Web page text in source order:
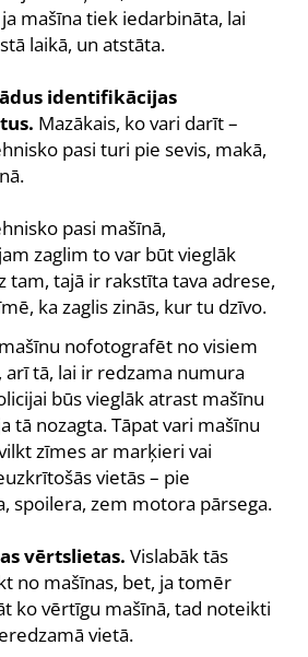
mašīna tiek iedarbināta, lai
laikā, un atstāta.
identifikācijas
Mazākais, ko vari darīt –
pasi turi pie sevis, makā,
pasi mašīnā,
zaglim to var būt vieglāk
tam, tajā ir rakstīta tava adrese,
ka zaglis zinās, kur tu dzīvo.
nofotografēt no visiem
tā, lai ir redzama numura
būs vieglāk atrast mašīnu
tā nozagta. Tāpat vari mašīnu
zīmes ar marķieri vai
vietās – pie
spoilera, zem motora pārsega.
vērtslietas. Vislabāk tās
no mašīnas, bet, ja tomēr
ko vērtīgu mašīnā, tad noteikti
vietā.